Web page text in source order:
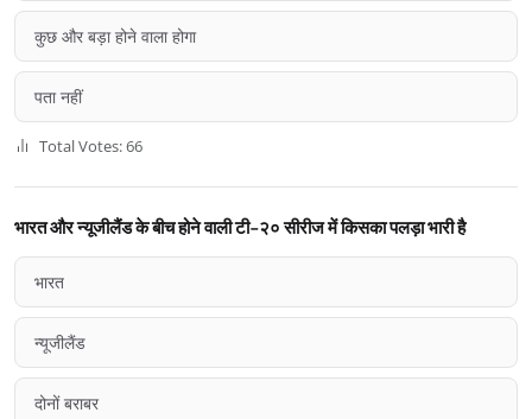
कुछ और बड़ा होने वाला होगा
पता नहीं
Total Votes: 66
भारत और न्यूजीलैंड के बीच होने वाली टी-२० सीरीज में किसका पलड़ा भारी है
भारत
न्यूजीलैंड
दोनों बराबर